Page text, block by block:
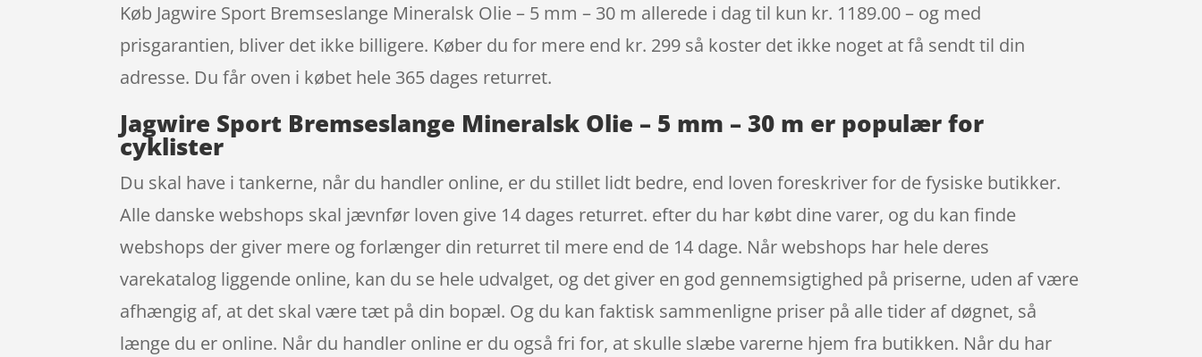
Køb Jagwire Sport Bremseslange Mineralsk Olie – 5 mm – 30 m allerede i dag til kun kr. 1189.00 – og med
prisgarantien, bliver det ikke billigere. Køber du for mere end kr. 299 så koster det ikke noget at få sendt til din
adresse. Du får oven i købet hele 365 dages returret.
Jagwire Sport Bremseslange Mineralsk Olie – 5 mm – 30 m er populær for
cyklister
Du skal have i tankerne, når du handler online, er du stillet lidt bedre, end loven foreskriver for de fysiske butikker.
Alle danske webshops skal jævnfør loven give 14 dages returret. efter du har købt dine varer, og du kan finde
webshops der giver mere og forlænger din returret til mere end de 14 dage. Når webshops har hele deres
varekatalog liggende online, kan du se hele udvalget, og det giver en god gennemsigtighed på priserne, uden af være
afhængig af, at det skal være tæt på din bopæl. Og du kan faktisk sammenligne priser på alle tider af døgnet, så
længe du er online. Når du handler online er du også fri for, at skulle slæbe varerne hjem fra butikken. Når du har